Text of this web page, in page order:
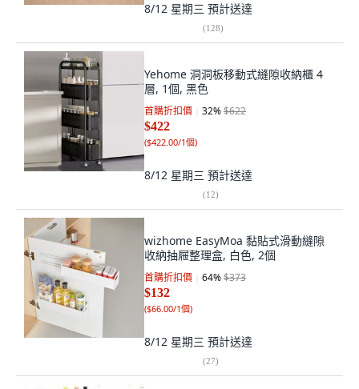
8/12 星期三 預計送達
(128)
Yehome 洞洞板移動式縫隙收納櫃 4
層, 1個, 黑色
首購折扣價 32%$622
$422
($422.00/1個)
8/12 星期三 預計送達
(12)
wizhome EasyMoa 黏貼式滑動縫隙
收納抽屜整理盒, 白色, 2個
首購折扣價 64%$373
$132
($66.00/1個)
8/12 星期三 預計送達
(27)